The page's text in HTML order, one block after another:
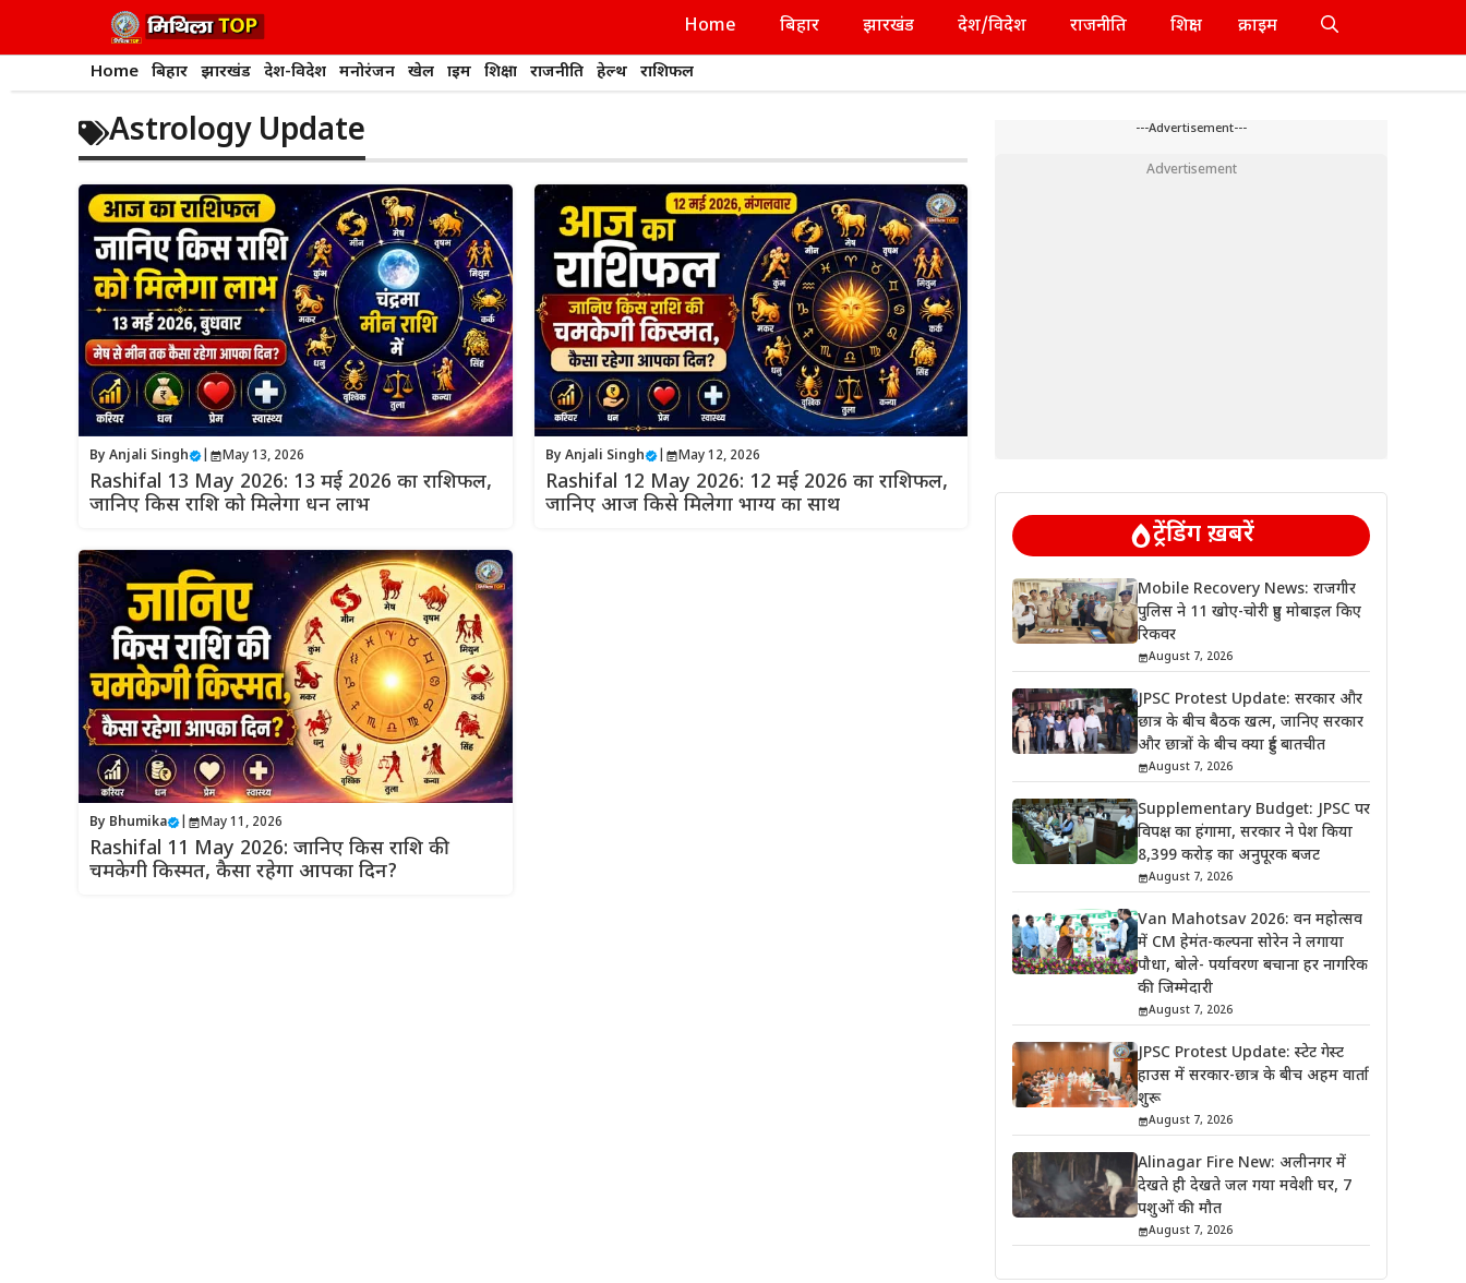
Home बिहार झारखंड देश/विदेश राजनीति शिक्षा क्राइम
Home बिहार झारखंड देश-विदेश मनोरंजन खेल क्राइम शिक्षा राजनीति हेल्थ राशिफल
Astrology Update
By Anjali Singh May 13, 2026
Rashifal 13 May 2026: 13 मई 2026 का राशिफल,
जानिए किस राशि को मिलेगा धन लाभ
By Anjali Singh | May 12, 2026
Rashifal 12 May 2026: 12 मई 2026 का राशिफल,
जानिए आज किसे मिलेगा भाग्य का साथ
By Bhumika May 11, 2026
Rashifal 11 May 2026: जानिए किस राशि की
चमकेगी किस्मत, कैसा रहेगा आपका दिन?
---Advertisement---
Advertisement
ट्रेंडिंग ख़बरें
Mobile Recovery News: राजगीर
पुलिस ने 11 खोए-चोरी हुए मोबाइल किए
रिकवर
August 7, 2026
JPSC Protest Update: सरकार और
छात्र के बीच बैठक खत्म, जानिए सरकार
और छात्रों के बीच क्या हुई बातचीत
August 7, 2026
Supplementary Budget: JPSC पर
विपक्ष का हंगामा, सरकार ने पेश किया
8,399 करोड़ का अनुपूरक बजट
August 7, 2026
Van Mahotsav 2026: वन महोत्सव
में CM हेमंत-कल्पना सोरेन ने लगाया
पौधा, बोले- पर्यावरण बचाना हर नागरिक
की जिम्मेदारी
August 7, 2026
JPSC Protest Update: स्टेट गेस्ट
हाउस में सरकार-छात्र के बीच अहम वार्ता
शुरू
August 7, 2026
Alinagar Fire New: अलीनगर में
देखते ही देखते जल गया मवेशी घर, 7
पशुओं की मौत
August 7, 2026